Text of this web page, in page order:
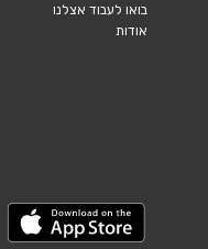
בואו לעבוד אצלנו
אודות